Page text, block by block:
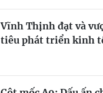
Vĩnh Thịnh đạt và
tiêu phát triển kinh